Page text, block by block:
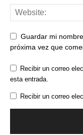
Guardar mi
próxima vez que
Recibir un correo
esta entrada.
Recibir un correo